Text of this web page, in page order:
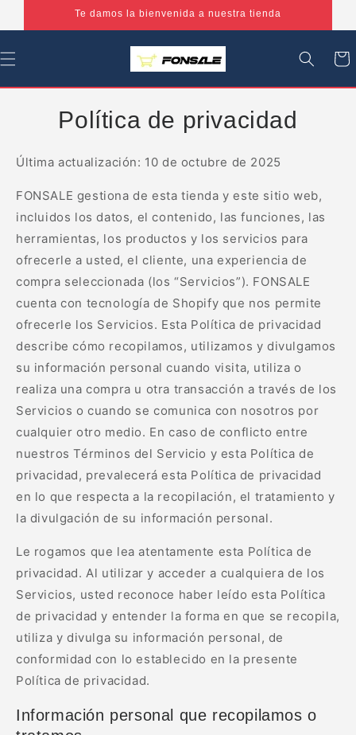
directamente
al contenido
Te damos la bienvenida a nuestra tienda
Política de privacidad
Última actualización: 10 de octubre de 2025
FONSALE gestiona de esta tienda y este sitio web,
incluidos los datos, el contenido, las funciones, las
herramientas, los productos y los servicios para
ofrecerle a usted, el cliente, una experiencia de
compra seleccionada (los “Servicios”). FONSALE
cuenta con tecnología de Shopify que nos permite
ofrecerle los Servicios. Esta Política de privacidad
describe cómo recopilamos, utilizamos y divulgamos
su información personal cuando visita, utiliza o
realiza una compra u otra transacción a través de los
Servicios o cuando se comunica con nosotros por
cualquier otro medio. En caso de conflicto entre
nuestros Términos del Servicio y esta Política de
privacidad, prevalecerá esta Política de privacidad
en lo que respecta a la recopilación, el tratamiento y
la divulgación de su información personal.
Le rogamos que lea atentamente esta Política de
privacidad. Al utilizar y acceder a cualquiera de los
Servicios, usted reconoce haber leído esta Política
de privacidad y entender la forma en que se recopila,
utiliza y divulga su información personal, de
conformidad con lo establecido en la presente
Política de privacidad.
Información personal que recopilamos o